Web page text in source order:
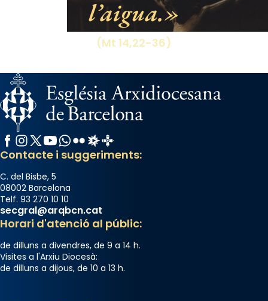
processó (recuperada el 1972) al voltant
del temple amb les relíquies de les santes.
Des de 1985 hi participa també un grup de
diablesses amb música i ball propis. Festa
«Si vols saber què és calor, ves per les
Santes a Mataró»🥵.
Photo
View on Facebook Share
l’aigua.
(Mt 14,22-36)
Facebook
Instagram
X / Twitter
YouTube
WhatsApp
FlickrRadio Estel
Catalunya Cristiana
Contacte i suggeriments:
C. del Bisbe, 5
08002 Barcelona
Telf. 93 270 10 10
secgral@arqbcn.cat
Horari d'atenció al públic:
de dilluns a divendres, de 9 a 14 h.
Visites a l'Arxiu Diocesà:
de dilluns a dijous, de 10 a 13 h.